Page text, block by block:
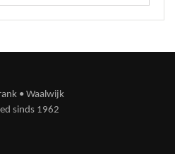
• Waalwijk
sinds 1962